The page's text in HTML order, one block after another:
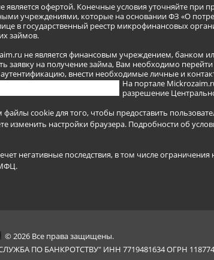
является офертой. Конечные условия уточняйте
учреждениями, которые на основании ФЗ «О
в государственный реестр микрофинансовых
займов.
не является финансовым учреждением, банком
заявку на получение займа, Вам необходимо
внести необходимые личные и
На портале
разрешение
cookie для того, чтобы предоставить
изменить настройки браузера. Подробности об
негативные последствия, в том числе
© 2026 Все права защищены.
ПО БАНКРОТСТВУ" ИНН 7719481634 ОГРН